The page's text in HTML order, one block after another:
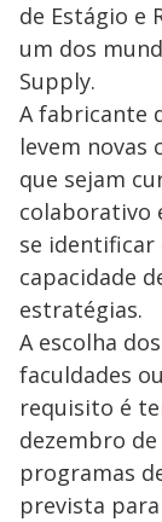
de Estágio e
um dos
Supply.
A fabricante
levem novas
que sejam
colaborativo
se identificar
capacidade
estratégias.
A escolha
faculdades
requisito é
dezembro de
programas
prevista